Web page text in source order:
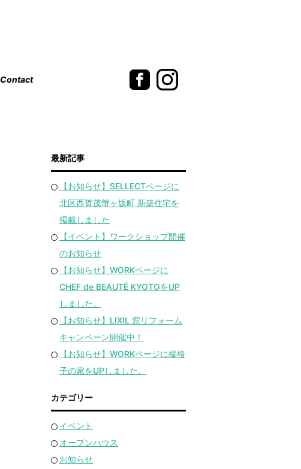
Contact
最新記事
【お知らせ】SELLECTページに
北区西賀茂蟹ヶ坂町 新築住宅を
掲載しました
【イベント】ワークショップ開催
のお知らせ
【お知らせ】WORKページに
CHEF de BEAUTÉ KYOTOをUP
しました。
【お知らせ】LIXIL 窓リフォーム
キャンペーン開催中！
【お知らせ】WORKページに縦格
子の家をUPしました。
カテゴリー
イベント
オープンハウス
お知らせ